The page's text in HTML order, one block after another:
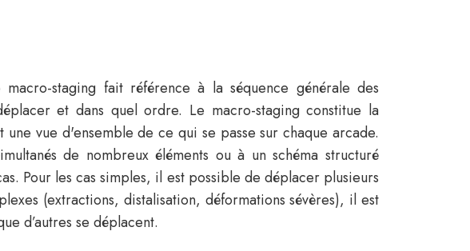
staging fait référence à la séquence générale des
et dans quel ordre. Le macro-staging constitue la
vue d'ensemble de ce qui se passe sur chaque arcade.
de nombreux éléments ou à un schéma structuré
Pour les cas simples, il est possible de déplacer plusieurs
(extractions, distalisation, déformations sévères), il est
d’autres se déplacent.